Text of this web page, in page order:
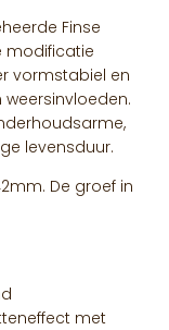
Finse
modificatie
vormstabiel en
levensduur.
De groef in
met